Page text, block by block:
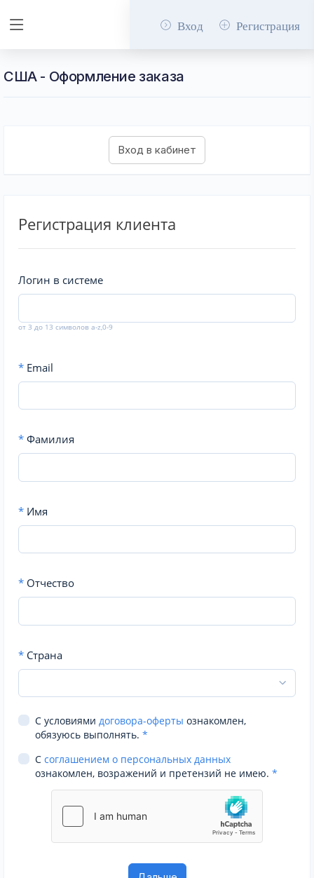
Вход Регистрация
США - Оформление заказа
Регистрация клиента
Логин в системе
от 3 до 13 символов a-z,0-9
* Email
* Фамилия
* Имя
* Отчество
* Страна
С условиями договора-оферты ознакомлен,
обязуюсь выполнять. *
С соглашением о персональных данных
ознакомлен, возражений и претензий не имею. *